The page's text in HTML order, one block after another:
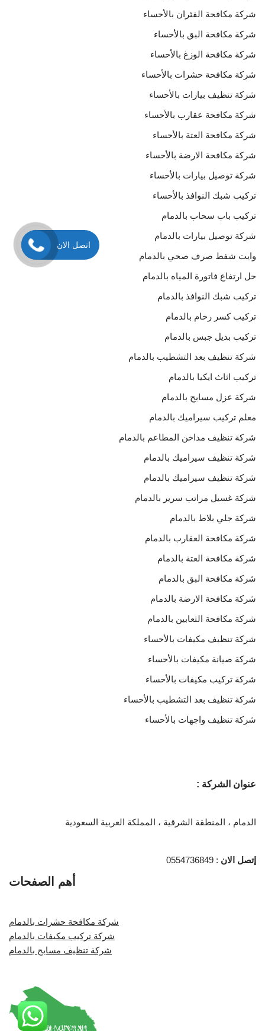
شركة مكافحة الفئران بالأحساء
شركة مكافحة البق بالأحساء
شركة مكافحة الوزغ بالأحساء
شركة مكافحة حشرات بالأحساء
شركة تنظيف بيارات بالأحساء
شركة مكافحة عقارب بالأحساء
شركة مكافحة العتة بالأحساء
شركة مكافحة الارضة بالأحساء
شركة توصيل بيارات بالأحساء
تركيب شبك النوافذ بالأحساء
تركيب باب سحاب بالدمام
شركة توصيل بيارات بالدمام
وايت شفط صرف صحي بالدمام
حل ارتفاع فاتورة المياه بالدمام
تركيب شبك النوافذ بالدمام
تركيب كسر رخام بالدمام
تركيب بديل جبس بالدمام
شركة تنظيف بعد التشطيب بالدمام
تركيب اثاث ايكيا بالدمام
شركة عزل مسابح بالدمام
معلم تركيب سيراميك بالدمام
شركة تنظيف مداخن المطاعم بالدمام
شركة تنظيف سيراميك بالدمام
شركة تنظيف سيراميك بالدمام
شركة غسيل مراتب سرير بالدمام
شركة جلي بلاط بالدمام
شركة مكافحة العقارب بالدمام
شركة مكافحة العتة بالدمام
شركة مكافحة البق بالدمام
شركة مكافحة الارضة بالدمام
شركة مكافحة الثعابين بالدمام
شركة تنظيف مكيفات بالأحساء
شركة صيانة مكيفات بالأحساء
شركة تركيب مكيفات بالأحساء
شركة تنظيف بعد التشطيب بالأحساء
شركة تنظيف واجهات بالأحساء
عنوان الشركة :
الدمام ، المنطقة الشرقية ، المملكة العربية السعودية
إتصل الان : 0554736849
أهم الصفحات
شركة مكافحة حشرات بالدمام
شركة تركيب مكيفات بالدمام
شركة تنظيف مسابح بالدمام
اتصل الان